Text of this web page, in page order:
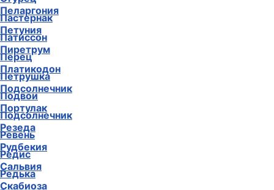
Пеларгония
Петуния
Пиретрум
Платикодон
Подсолнечник
Портулак
Резеда
Рудбекия
Сальвия
Скабиоза
Пастернак
Патиссон
Перец
Петрушка
Подвои
Подсолнечник
Ревень
Редис
Редька